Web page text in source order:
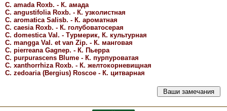
С. amada Roxb. - К. амада
С. angustifolia Roxb. - К. узколистная
С. aromatica Salisb. - К. ароматная
С. caesia Roxb. - К. голубоватосерая
С. domestica Val. - Турмерик, К. культурная
С. mangga Val. et van Zip. - К. манговая
С. pierreana Gagnep. - К. Пьерра
С. purpurascens Blume - К. пурпуроватая
С. xanthorrhiza Roxb. - К. желтокорневищная
С. zedoaria (Bergius) Roscoe - К. цитварная